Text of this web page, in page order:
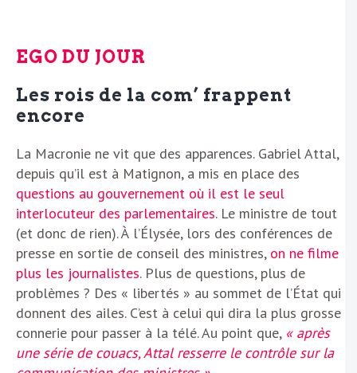
EGO DU JOUR
Les rois de la com’ frappent
encore
La Macronie ne vit que des apparences. Gabriel Attal,
depuis qu’il est à Matignon, a mis en place des
questions au gouvernement où il est le seul
interlocuteur des parlementaires. Le ministre de tout
(et donc de rien). À l’Élysée, lors des conférences de
presse en sortie de conseil des ministres, on ne filme
plus les journalistes. Plus de questions, plus de
problèmes ? Des « libertés » au sommet de l’État qui
donnent des ailes. C’est à celui qui dira la plus grosse
connerie pour passer à la télé. Au point que, « après
une série de couacs, Attal resserre le contrôle sur la